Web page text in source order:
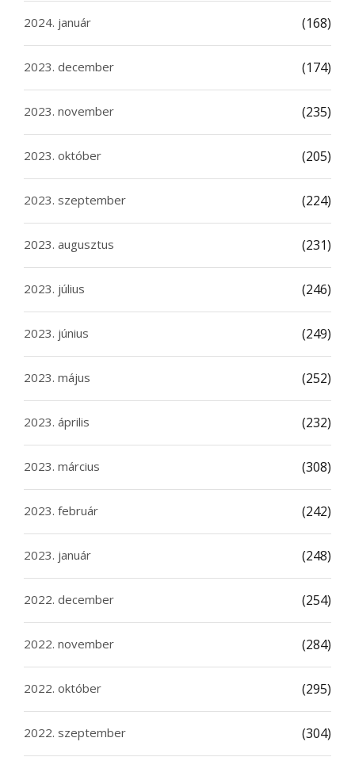
2024. január (168)
2023. december (174)
2023. november (235)
2023. október (205)
2023. szeptember (224)
2023. augusztus (231)
2023. július (246)
2023. június (249)
2023. május (252)
2023. április (232)
2023. március (308)
2023. február (242)
2023. január (248)
2022. december (254)
2022. november (284)
2022. október (295)
2022. szeptember (304)